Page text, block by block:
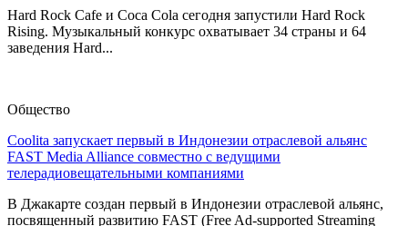
Hard Rock Cafe и Coca Cola сегодня запустили Hard Rock
Rising. Музыкальный конкурс охватывает 34 страны и 64
заведения Hard...
Общество
Coolita запускает первый в Индонезии отраслевой альянс
FAST Media Alliance совместно с ведущими
телерадиовещательными компаниями
В Джакарте создан первый в Индонезии отраслевой альянс,
посвященный развитию FAST (Free Ad-supported Streaming